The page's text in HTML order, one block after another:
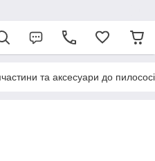
та аксесуари до